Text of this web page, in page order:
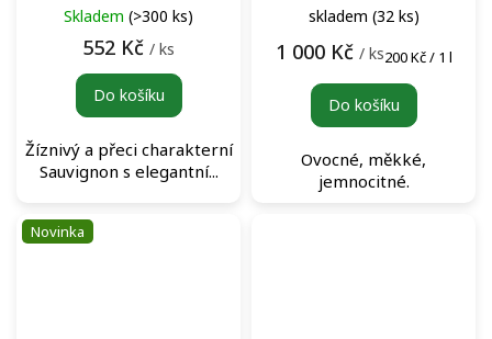
Skladem (>300 ks)
552 Kč / ks
Do košíku
Žíznivý a přeci charakterní
Sauvignon s elegantní...
červené víno
skladem (32 ks)
1 000 Kč / ksMěrná
200 Kč / 1 l
Do košíku
Ovocné, měkké,
jemnocitné.
Novinka